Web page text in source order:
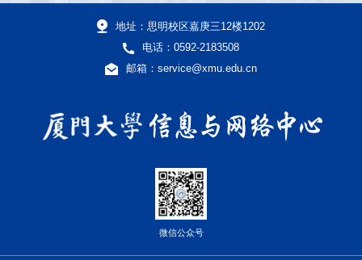
地址：思明校区嘉庚三12楼1202
电话：0592-2183508
邮箱：service@xmu.edu.cn
微信公众号